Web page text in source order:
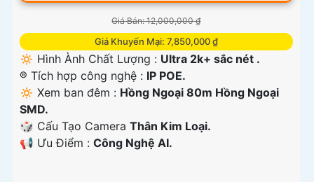
Giá Bán: 12,000,000 ₫
Giá Khuyến Mại: 7,850,000 ₫
🔅 Hình Ành Chất Lượng : Ultra 2k+ sắc nét .
®️ Tích hợp công nghệ : IP POE.
🔅 Xem ban đêm : Hồng Ngoại 80m Hồng Ngoại
SMD.
🎲 Cấu Tạo Camera Thân Kim Loại.
️📢 Ưu Điểm : Công Nghệ AI.